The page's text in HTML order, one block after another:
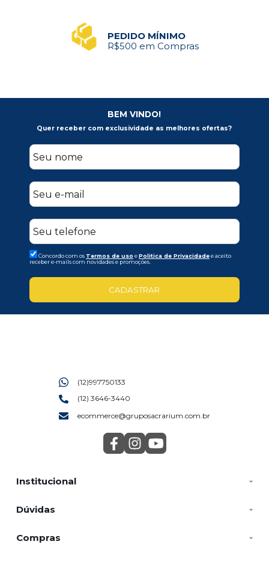
PEDIDO MÍNIMO
R$500 em Compras
BEM VINDO!
Quer receber com exclusividade as melhores ofertas?
Concordo com os Termos de uso ePolitica de Privacidadee aceito
receber e-mails com novidades e promoções.
CADASTRAR
Institucional
Dúvidas
Compras
(12)997750133
(12) 3646-3440
ecommerce@gruposacrarium.com.br